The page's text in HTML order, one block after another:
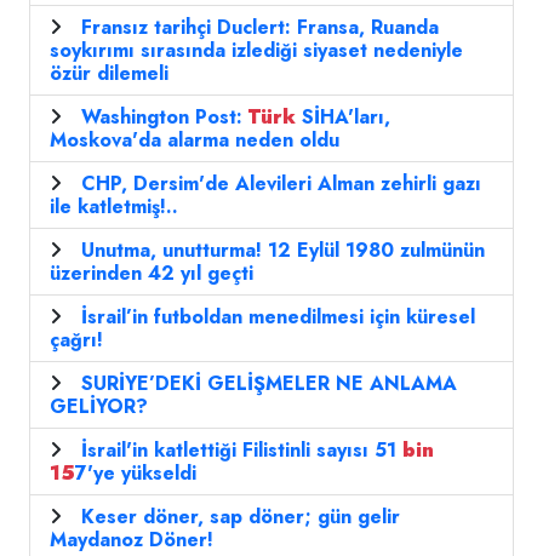
Fransız tarihçi Duclert: Fransa, Ruanda
soykırımı sırasında izlediği siyaset nedeniyle
özür dilemeli
Washington Post: Türk SİHA'ları,
Moskova'da alarma neden oldu
CHP, Dersim'de Alevileri Alman zehirli gazı
ile katletmiş!..
Unutma, unutturma! 12 Eylül 1980 zulmünün
üzerinden 42 yıl geçti
İsrail’in futboldan menedilmesi için küresel
çağrı!
SURİYE’DEKİ GELİŞMELER NE ANLAMA
GELİYOR?
İsrail'in katlettiği Filistinli sayısı 51 bin
157'ye yükseldi
Keser döner, sap döner; gün gelir
Maydanoz Döner!